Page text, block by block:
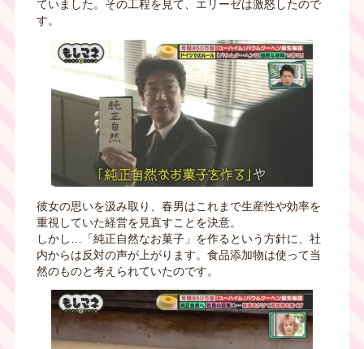
ていました。その工程を見て、エリーゼは激怒したので
す。
彼女の思いを汲み取り、春男はこれまで生産性や効率を
重視していた経営を見直すことを決意。
しかし…「純正自然なお菓子」を作るという方針に、社
内からは反対の声が上がります。食品添加物は使って当
然のものと考えられていたのです。